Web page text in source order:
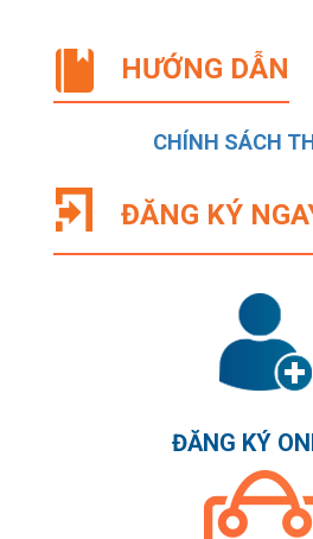
HƯỚNG DẪN
CHÍNH SÁCH
ĐĂNG KÝ
ĐĂNG KÝ